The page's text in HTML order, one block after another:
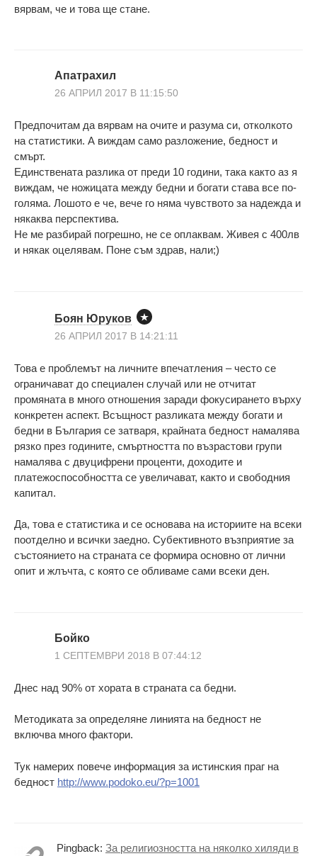
вярвам, че и това ще стане.
Апатрахил
26 АПРИЛ 2017 В 11:15:50
Предпочитам да вярвам на очите и разума си, отколкото
на статистики. А виждам само разложение, бедност и
смърт.
Единствената разлика от преди 10 години, така както аз я
виждам, че ножицата между бедни и богати става все по-
голяма. Лошото е че, вече го няма чувството за надежда и
някаква перспектива.
Не ме разбирай погрешно, не се оплаквам. Живея с 400лв
и някак оцелявам. Поне съм здрав, нали;)
Боян Юруков
26 АПРИЛ 2017 В 14:21:11
Това е проблемът на личните впечатления – често се
ограничават до специален случай или не отчитат
промяната в много отношения заради фокусирането върху
конкретен аспект. Всъщност разликата между богати и
бедни в България се затваря, крайната бедност намалява
рязко през годините, смъртността по възрастови групи
намалява с двуцифрени проценти, доходите и
платежоспособността се увеличават, както и свободния
капитал.
Да, това е статистика и се основава на историите на всеки
поотделно и всички заедно. Субективното възприятие за
състоянието на страната се формира основно от лични
опит и жлъчта, с която се обливаме сами всеки ден.
Бойко
1 СЕПТЕМВРИ 2018 В 07:44:12
Днес над 90% от хората в страната са бедни.
Методиката за определяне линията на бедност не
включва много фактори.
Тук намерих повече информация за истинския праг на
бедност http://www.podoko.eu/?p=1001
Pingback: За религиозността на няколко хиляди в